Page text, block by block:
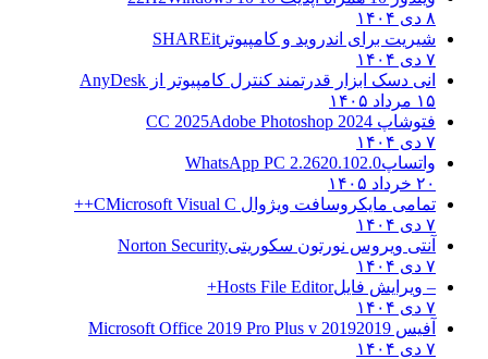
۸ دی ۱۴۰۴
شیریت برای اندروید و کامپیوتر SHAREit
۷ دی ۱۴۰۴
انی دسک ابزار قدرتمند کنترل کامپیوتر از AnyDesk
۱۵ مرداد ۱۴۰۵
فتوشاپ CC 2025 Adobe Photoshop 2024
۷ دی ۱۴۰۴
واتساپWhatsApp PC 2.2620.102.0
۲۰ خرداد ۱۴۰۵
تمامی مایکروسافت ویژوال C Microsoft Visual C++
۷ دی ۱۴۰۴
آنتی ویروس نورتون سکوریتیNorton Security
۷ دی ۱۴۰۴
– ویرایش فایلHosts File Editor+
۷ دی ۱۴۰۴
آفیس 2019 2019 Microsoft Office 2019 Pro Plus v
۷ دی ۱۴۰۴